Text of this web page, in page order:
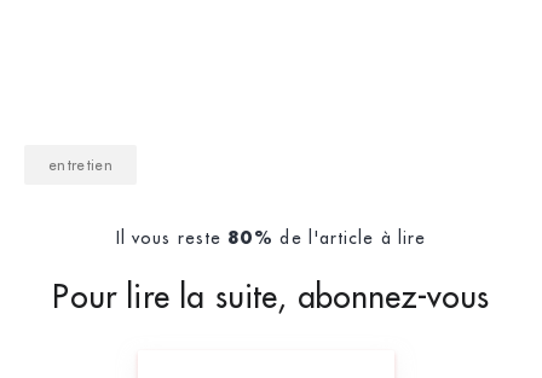
entretien
Il vous reste 80% de l'article à lire
Pour lire la suite, abonnez-vous